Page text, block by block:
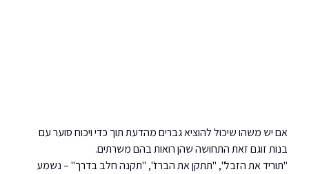
אם יש משהו שיכול להוציא גברים מהדעת תוך כדי ויכוח סוער עם
בנות זוגם זאת התחושה שהן רואות בהם משרתים.
"תוריד את הזבל", "תתקן את הברז", "תקנה חלב בדרך" – נשמע